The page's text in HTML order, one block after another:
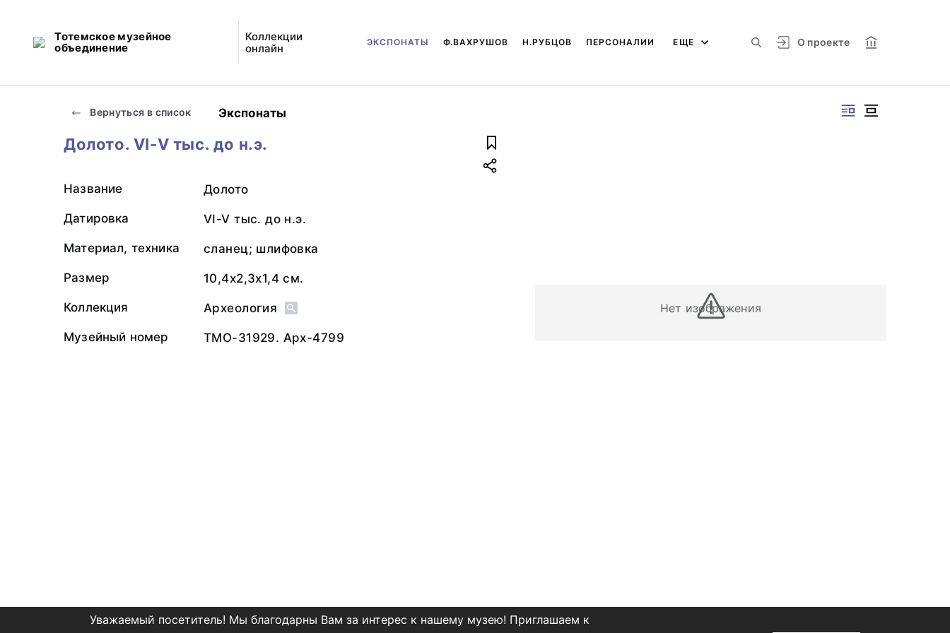
Тотемское музейное
объединение
Коллекции
онлайн
О проекте
ЭКСПОНАТЫ Ф.ВАХРУШОВ Н.РУБЦОВ ПЕРСОНАЛИИ ЕЩЕ
Вернуться в список Экспонаты
Нет изображения
Долото. VI-V тыс. до н.э.
Название Долото
Датировка VI-V тыс. до н.э.
Материал, техника сланец; шлифовка
Размер 10,4х2,3х1,4 см.
Коллекция Археология
Музейный номер ТМО-31929. Арх-4799
Уважаемый посетитель! Мы благодарны Вам за интерес к нашему музею! Приглашаем к